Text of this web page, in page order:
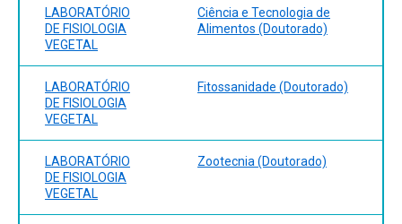
LABORATÓRIO
DE FISIOLOGIA
VEGETAL
Ciência e Tecnologia de
Alimentos (Doutorado)
LABORATÓRIO
DE FISIOLOGIA
VEGETAL
Fitossanidade (Doutorado)
LABORATÓRIO
DE FISIOLOGIA
VEGETAL
Zootecnia (Doutorado)